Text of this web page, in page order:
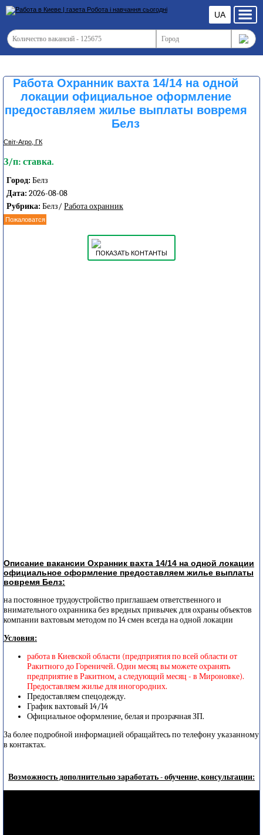
UA
Работа Охранник вахта 14/14 на одной
локации официальное оформление
предоставляем жилье выплаты вовремя
Белз
Світ-Агро, ГК
З/п: ставка.
Город: Белз
Дата: 2026-08-08
Рубрика: Белз/ Работа охранник
Пожаловатся
ПОКАЗАТЬ КОНТАНТЫ
Описание вакансии Охранник вахта 14/14 на одной локации
официальное оформление предоставляем жилье выплаты
вовремя Белз:
на постоянное трудоустройство приглашаем ответственного и
внимательного охранника без вредных привычек для охраны объектов
компании вахтовым методом по 14 смен всегда на одной локации
Условия:
работа в Киевской области (предприятия по всей области от
Ракитного до Гореничей. Один месяц вы можете охранять
предприятие в Ракитном, а следующий месяц - в Мироновке).
Предоставляем жилье для иногородних.
Предоставляем спецодежду.
График вахтовый 14/14
Официальное оформление, белая и прозрачная ЗП.
За более подробной информацией обращайтесь по телефону указанному
в контактах.
Возможность дополнительно заработать - обучение, консультации: